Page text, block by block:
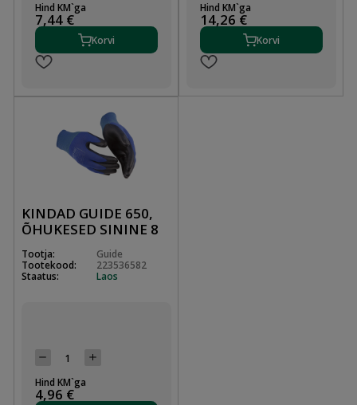
Hind KM`ga
7,44 €
Korvi
Hind KM`ga
14,26 €
Korvi
KINDAD GUIDE 650,
ÕHUKESED SININE 8
Tootja:
Guide
Tootekood:
223536582
Staatus:
Laos
Hind KM`ga
4,96 €